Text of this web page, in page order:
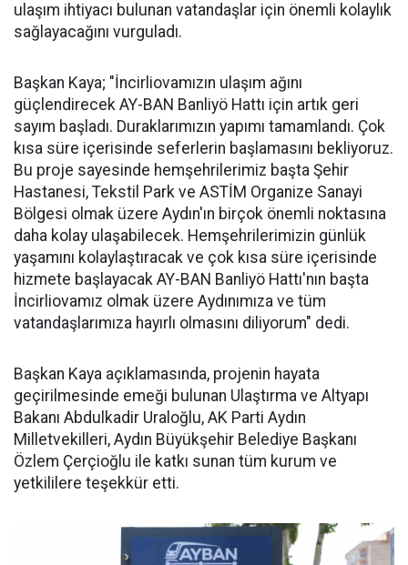
ulaşım ihtiyacı bulunan vatandaşlar için önemli kolaylık
sağlayacağını vurguladı.
Başkan Kaya; "İncirliovamızın ulaşım ağını
güçlendirecek AY-BAN Banliyö Hattı için artık geri
sayım başladı. Duraklarımızın yapımı tamamlandı. Çok
kısa süre içerisinde seferlerin başlamasını bekliyoruz.
Bu proje sayesinde hemşehrilerimiz başta Şehir
Hastanesi, Tekstil Park ve ASTİM Organize Sanayi
Bölgesi olmak üzere Aydın'ın birçok önemli noktasına
daha kolay ulaşabilecek. Hemşehrilerimizin günlük
yaşamını kolaylaştıracak ve çok kısa süre içerisinde
hizmete başlayacak AY-BAN Banliyö Hattı'nın başta
İncirliovamız olmak üzere Aydınımıza ve tüm
vatandaşlarımıza hayırlı olmasını diliyorum" dedi.
Başkan Kaya açıklamasında, projenin hayata
geçirilmesinde emeği bulunan Ulaştırma ve Altyapı
Bakanı Abdulkadir Uraloğlu, AK Parti Aydın
Milletvekilleri, Aydın Büyükşehir Belediye Başkanı
Özlem Çerçioğlu ile katkı sunan tüm kurum ve
yetkililere teşekkür etti.